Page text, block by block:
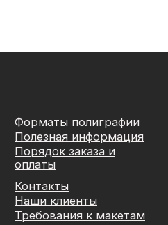
Форматы полиграфии
Полезная информация
Порядок заказа и
оплаты
Контакты
Наши клиенты
Требования к макетам